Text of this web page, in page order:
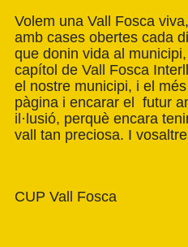
Volem una Vall Fosca
amb cases obertes cada
que donin vida al
capítol de Vall Fosca
el nostre municipi, i el
pàgina i encarar el futur
il·lusió, perquè encara
vall tan preciosa. I
CUP Vall Fosca